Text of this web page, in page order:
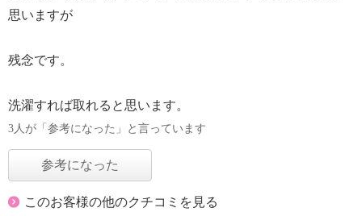
思いますが
残念です。
洗濯すれば取れると思います。
3人が「参考になった」と言っています
参考になった
このお客様の他のクチコミを見る